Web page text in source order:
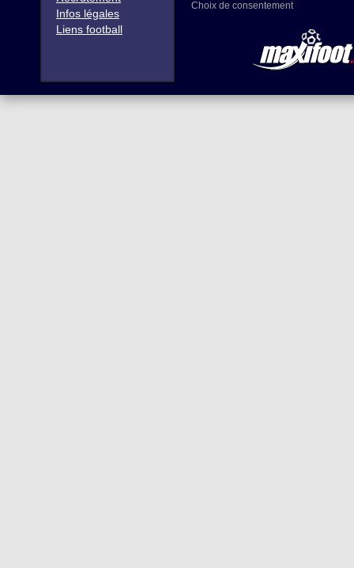
Infos légales
Liens football
Choix de consentement